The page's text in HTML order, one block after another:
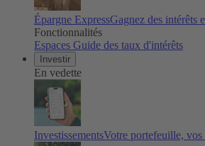
Épargne ExpressGagnez des intérêts
Fonctionnalités
Espaces Guide des taux d'intérêts
Investir
En vedette
InvestissementsVotre portefeuille, vos